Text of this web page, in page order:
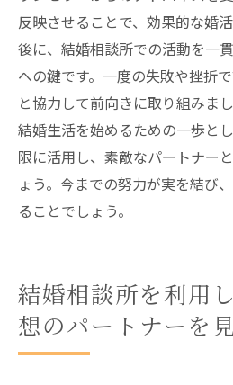
反映させることで、効果的な婚
後に、結婚相談所での活動を一
への鍵です。一度の失敗や挫折
と協力して前向きに取り組みま
結婚生活を始めるための一歩と
限に活用し、素敵なパートナー
ょう。今までの努力が実を結び
ることでしょう。
結婚相談所を利用
想のパートナーを